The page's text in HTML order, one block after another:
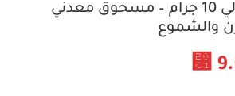
لون مايكا برتقالي 10 جرام – مسحوق معدني
والشموع
⃁